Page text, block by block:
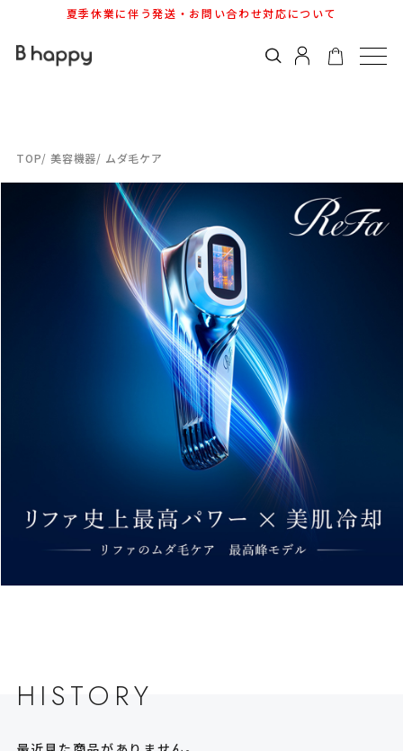
夏季休業に伴う発送・お問い合わせ対応について
美容機器 ムダ毛ケア
HISTORY